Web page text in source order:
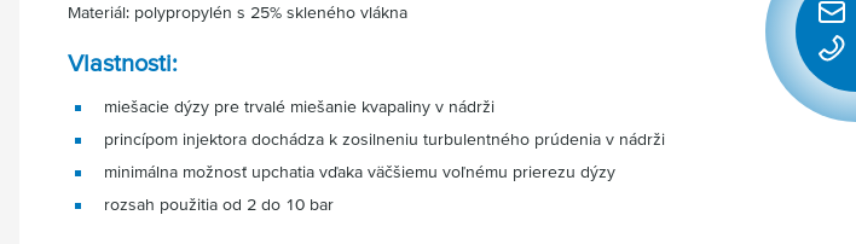
Materiál: polypropylén s 25% skleného vlákna
Vlastnosti:
miešacie dýzy pre trvalé miešanie kvapaliny v nádrži
princípom injektora dochádza k zosilneniu turbulentného prúdenia v nádrži
minimálna možnosť upchatia vďaka väčšiemu voľnému prierezu dýzy
rozsah použitia od 2 do 10 bar